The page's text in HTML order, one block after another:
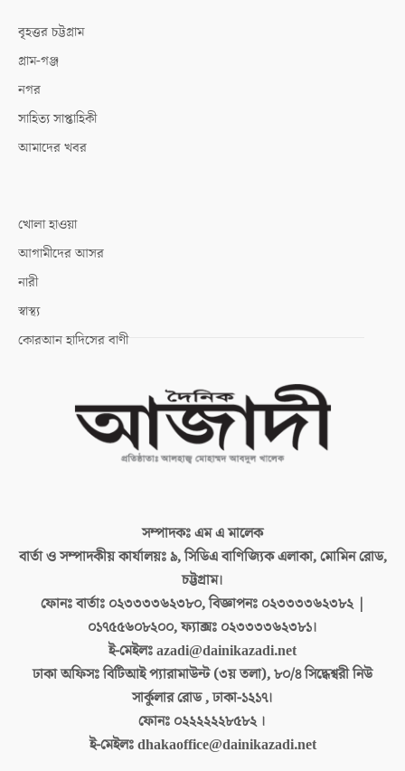
বৃহত্তর চট্টগ্রাম
গ্রাম-গঞ্জ
নগর
সাহিত্য সাপ্তাহিকী
আমাদের খবর
খোলা হাওয়া
আগামীদের আসর
নারী
স্বাস্থ্য
কোরআন হাদিসের বাণী
সম্পাদকঃএম এ মালেক
বার্তা ও সম্পাদকীয় কার্যালয়ঃ৯, সিডিএ বাণিজ্যিক এলাকা, মোমিন রোড,
চট্টগ্রাম।
ফোনঃ বার্তাঃ ০২৩৩৩৩৬২৩৮০, বিজ্ঞাপনঃ ০২৩৩৩৩৬২৩৮২ |
০১৭৫৫৬০৮২০০, ফ্যাক্সঃ ০২৩৩৩৩৬২৩৮১।
ই-মেইলঃazadi@dainikazadi.net
ঢাকা অফিসঃবিটিআই প্যারামাউন্ট (৩য় তলা), ৮০/৪ সিদ্ধেশ্বরী নিউ
সার্কুলার রোড , ঢাকা-১২১৭।
ফোনঃ ০২২২২২২৮৫৮২ ।
ই-মেইলঃdhakaoffice@dainikazadi.net